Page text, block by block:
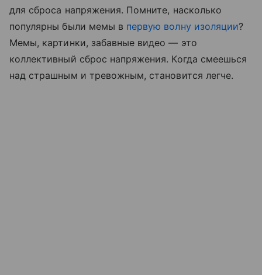
для сброса напряжения. Помните, насколько
популярны были мемы в первую волну изоляции?
Мемы, картинки, забавные видео — это
коллективный сброс напряжения. Когда смеешься
над страшным и тревожным, становится легче.